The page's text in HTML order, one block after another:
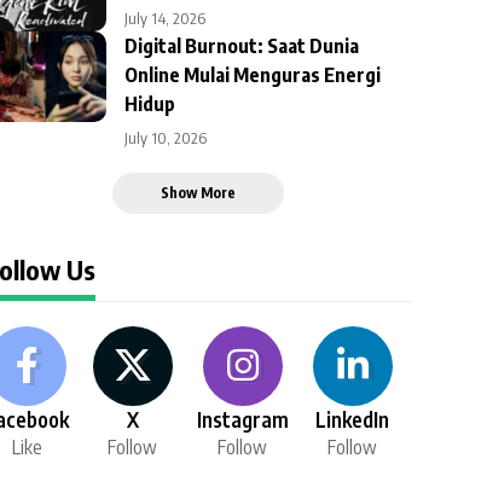
July 14, 2026
Digital Burnout: Saat Dunia
Online Mulai Menguras Energi
Hidup
July 10, 2026
Show More
Us
Like
X
Follow
Instagram
Follow
LinkedIn
Follow